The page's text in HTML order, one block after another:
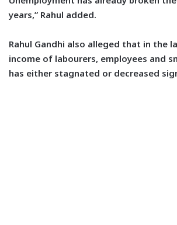
years,” Rahul added.
Rahul Gandhi also alleged that in the
income of labourers, employees and
has either stagnated or decreased